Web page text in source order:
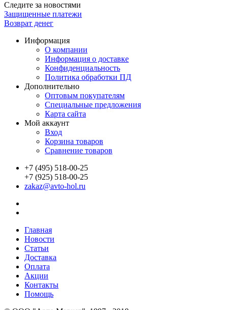
Следите за новостями
Защищенные платежи
Возврат денег
Информация
О компании
Информация о доставке
Конфиденциальность
Политика обработки ПД
Дополнительно
Оптовым покупателям
Специальные предложения
Карта сайта
Мой аккаунт
Вход
Корзина товаров
Сравнение товаров
+7 (495) 518-00-25
+7 (925) 518-00-25
zakaz@avto-hol.ru
Главная
Новости
Статьи
Доставка
Оплата
Акции
Контакты
Помощь